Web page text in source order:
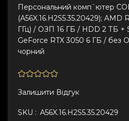
Персональний комп`ютер
(A56X.16.H2S5.35.20429); AMD
ГГц) / ОЗП 16 ГБ / HDD 2 ТБ +
GeForce RTX 3050 6 ГБ /
чорний
Залишити Вiдгук
SKU : A56X.16.H2S5.35.20429